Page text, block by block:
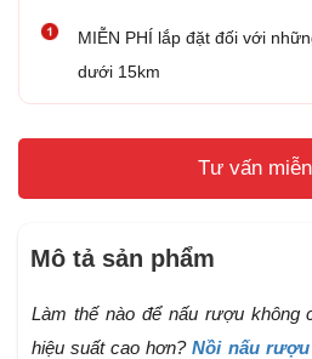
MIỄN PHÍ lắp đặt đối với
dưới 15km
Tư vấn
Mô tả sản phẩm
Làm thế nào để nấu rượu không
hiệu suất cao hơn?Nồi nấu rượu